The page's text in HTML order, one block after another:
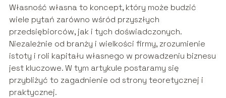
Własność własna to koncept, który może budzić
wiele pytań zarówno wśród przyszłych
przedsiębiorców, jak i tych doświadczonych.
Niezależnie od branży i wielkości firmy, zrozumienie
istoty i roli kapitału własnego w prowadzeniu biznesu
jest kluczowe. W tym artykule postaramy się
przybliżyć to zagadnienie od strony teoretycznej i
praktycznej.